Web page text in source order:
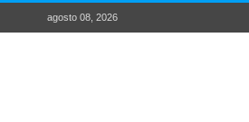
agosto 08, 2026